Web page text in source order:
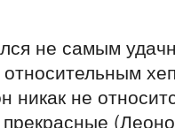
не самым
никак не